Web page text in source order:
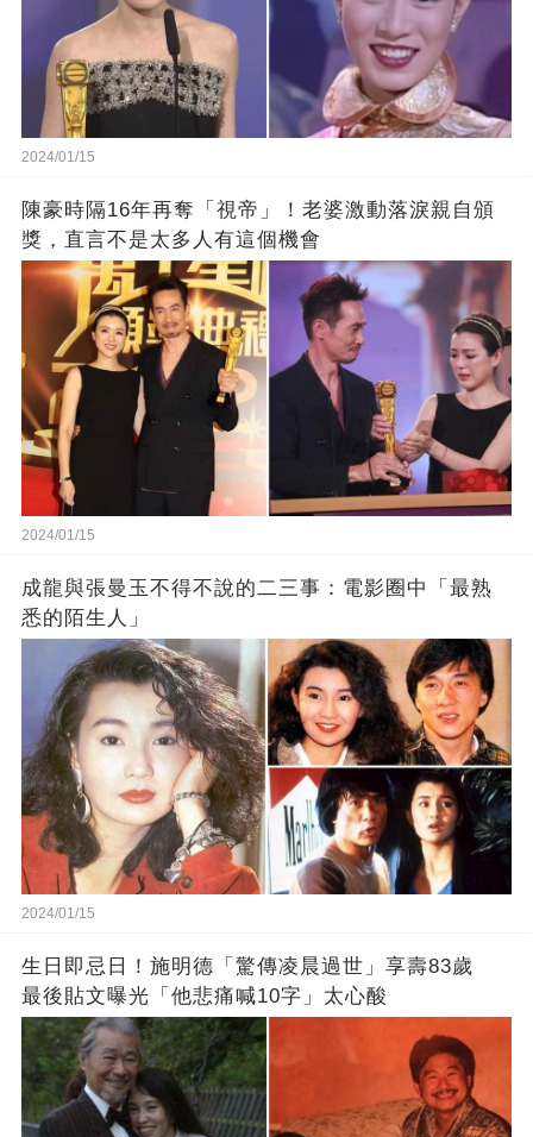
2024/01/15
陳豪時隔16年再奪「視帝」！老婆激動落淚親自頒
獎，直言不是太多人有這個機會
2024/01/15
成龍與張曼玉不得不說的二三事：電影圈中「最熟
悉的陌生人」
2024/01/15
生日即忌日！施明德「驚傳凌晨過世」享壽83歲
最後貼文曝光「他悲痛喊10字」太心酸